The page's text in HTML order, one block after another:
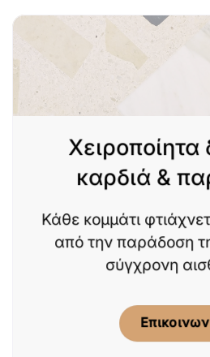
καρδιά &
Κάθε κομμάτι
από την παράδοση
σύγχρονη